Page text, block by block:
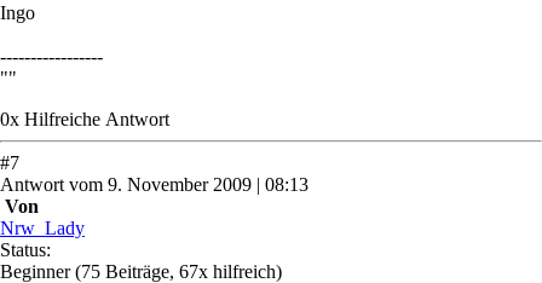
Ingo
-----------------
""
0x Hilfreiche Antwort
#7
Antwort vom 9. November 2009 | 08:13
Von
Nrw_Lady
Status:
Beginner (75 Beiträge, 67x hilfreich)